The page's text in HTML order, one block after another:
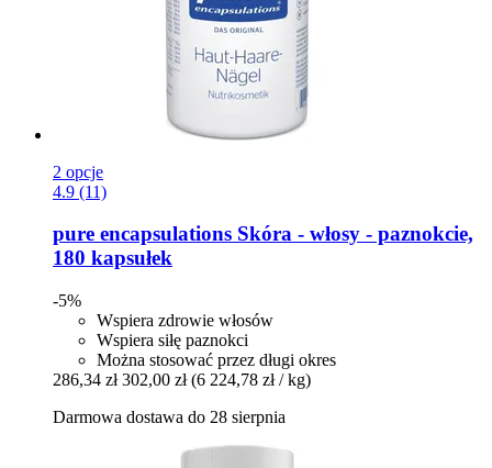
2 opcje
4.9 (11)
pure encapsulations Skóra -​ włosy -​ paznokcie,
180 kapsułek
-5%
Wspiera zdrowie włosów
Wspiera siłę paznokci
Można stosować przez długi okres
286,34 zł 302,00 zł (6 224,78 zł / kg)
Darmowa dostawa do 28 sierpnia